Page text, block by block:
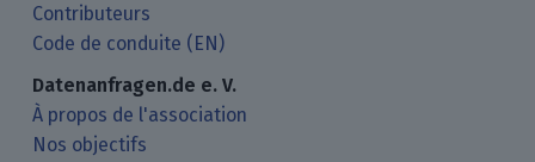
Contributeurs
Code de conduite (EN)
Datenanfragen.de e. V.
À propos de l'association
Nos objectifs